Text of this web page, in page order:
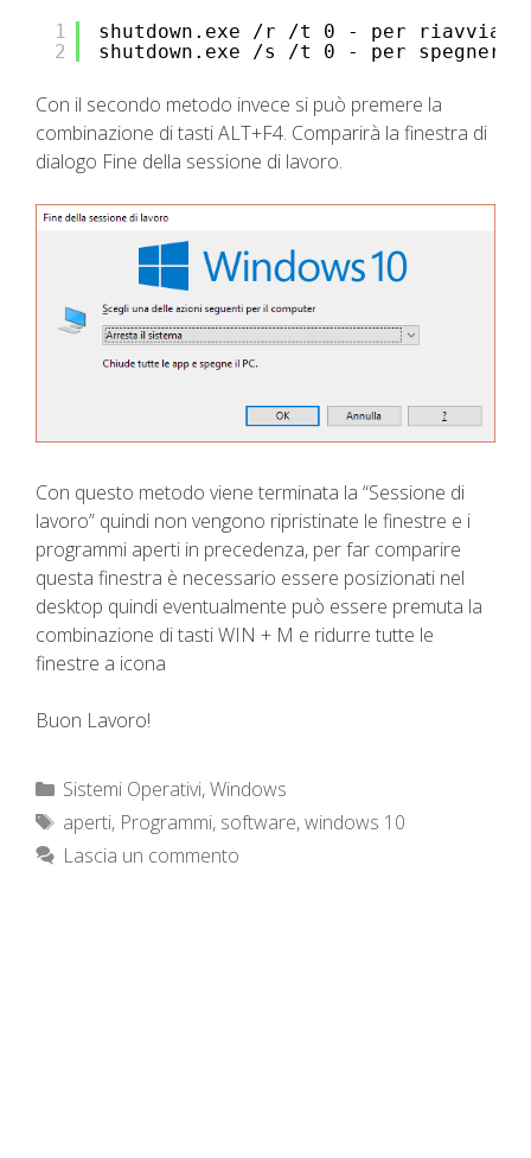
1
2
shutdown.exe /r /t 0 - per riavviare
shutdown.exe /s /t 0 - per spegnere
Con il secondo metodo invece si può premere la
combinazione di tasti ALT+F4. Comparirà la finestra di
dialogo Fine della sessione di lavoro.
Con questo metodo viene terminata la “Sessione di
lavoro” quindi non vengono ripristinate le finestre e i
programmi aperti in precedenza, per far comparire
questa finestra è necessario essere posizionati nel
desktop quindi eventualmente può essere premuta la
combinazione di tasti WIN + M e ridurre tutte le
finestre a icona
Buon Lavoro!
Categorie
Sistemi Operativi,Windows
Tag
aperti, Programmi, software,windows 10
Lascia un commento